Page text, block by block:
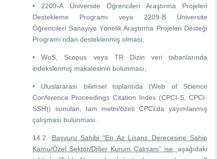
• 2209-A Üniversite Öğrencileri Araştırma Projeleri
Destekleme Programı veya 2209-B Üniversite
Öğrencileri Sanayiye Yönelik Araştırma Projeleri Desteği
Programı’ndan desteklenmiş olması,
• WoS, Scopus veya TR Dizin veri tabanlarında
indekslenmiş makalesinin bulunması,
• Uluslararası bilimsel toplantıda (Web of Science
Conference Proceedings Citation Index (CPCI-S, CPCI-
SSH)) sunulan, tam metni/özeti CPCI’da yayımlanmış
çalışması bulunması.
14.2. Başvuru Sahibi “En Az Lisans Derecesine Sahip
Kamu/Özel Sektör/Diğer Kurum Çalışanı” ise; aşağıdaki